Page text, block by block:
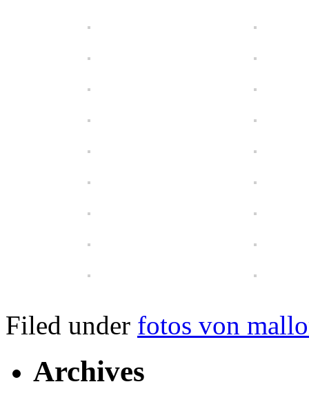
Filed under fotos von
Archives